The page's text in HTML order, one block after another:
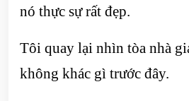
nó thực sự rất đẹp.
Tôi quay lại nhìn tòa nhà
không khác gì trước đây.